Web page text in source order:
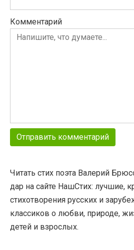
Комментарий
Читать стих поэта Валерий
дар на сайте НашСтих: лучшие,
стихотворения русских и
классиков о любви, природе,
детей и взрослых.